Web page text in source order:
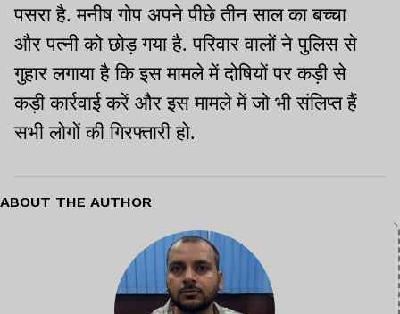
पसरा है. मनीष गोप अपने पीछे तीन साल का बच्चा
और पत्नी को छोड़ गया है. परिवार वालों ने पुलिस से
गुहार लगाया है कि इस मामले में दोषियों पर कड़ी से
कड़ी कार्रवाई करें और इस मामले में जो भी संलिप्त हैं
सभी लोगों की गिरफ्तारी हो.
ABOUT THE AUTHOR